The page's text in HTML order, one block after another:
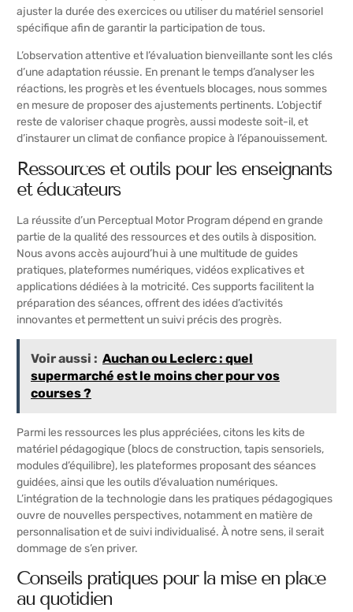
ajuster la durée des exercices ou utiliser du matériel sensoriel
spécifique afin de garantir la participation de tous.
L’observation attentive et l’évaluation bienveillante sont les clés
d’une adaptation réussie. En prenant le temps d’analyser les
réactions, les progrès et les éventuels blocages, nous sommes
en mesure de proposer des ajustements pertinents. L’objectif
reste de valoriser chaque progrès, aussi modeste soit-il, et
d’instaurer un climat de confiance propice à l’épanouissement.
Ressources et outils pour les enseignants
et éducateurs
La réussite d’un Perceptual Motor Program dépend en grande
partie de la qualité des ressources et des outils à disposition.
Nous avons accès aujourd’hui à une multitude de guides
pratiques, plateformes numériques, vidéos explicatives et
applications dédiées à la motricité. Ces supports facilitent la
préparation des séances, offrent des idées d’activités
innovantes et permettent un suivi précis des progrès.
Voir aussi : Auchan ou Leclerc : quel
supermarché est le moins cher pour vos
courses ?
Parmi les ressources les plus appréciées, citons les kits de
matériel pédagogique (blocs de construction, tapis sensoriels,
modules d’équilibre), les plateformes proposant des séances
guidées, ainsi que les outils d’évaluation numériques.
L’intégration de la technologie dans les pratiques pédagogiques
ouvre de nouvelles perspectives, notamment en matière de
personnalisation et de suivi individualisé. À notre sens, il serait
dommage de s’en priver.
Conseils pratiques pour la mise en place
au quotidien